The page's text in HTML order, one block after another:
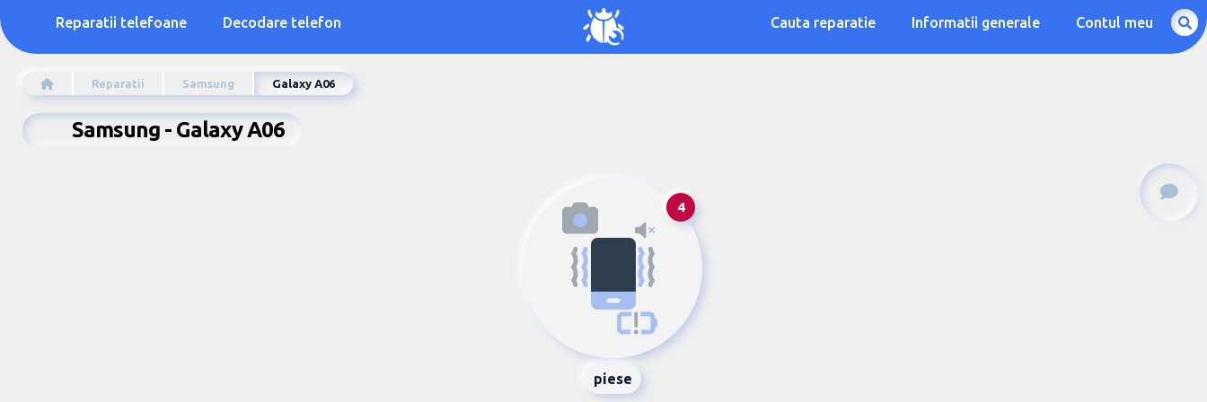
Reparatii telefoane Decodare telefon Cauta reparatie Informatii generale Contul meu
Reparatii Samsung Galaxy A06
Samsung - Galaxy A06
4
piese